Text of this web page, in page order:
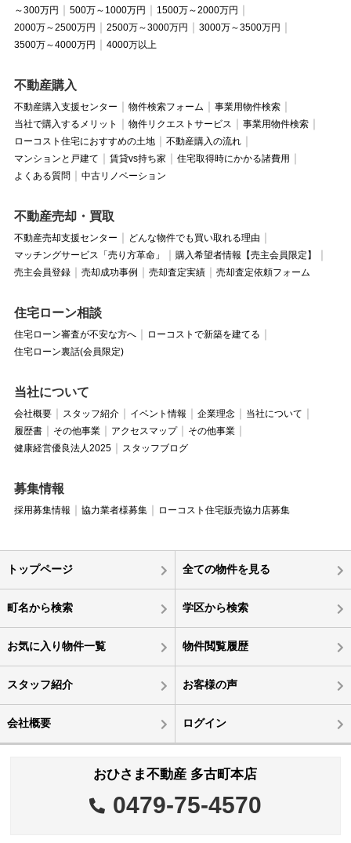
～300万円 500万～1000万円
1500万～2000万円
2000万～2500万円
2500万～3000万円
3000万～3500万円
3500万～4000万円
4000万以上
不動産購入
不動産購入支援センター 物件検索フォーム
事業用物件検索
当社で購入するメリット
物件リクエストサービス
事業用物件検索
ローコスト住宅におすすめの土地
不動産購入の流れ
マンションと戸建て
賃貸vs持ち家
住宅取得時にかかる諸費用
よくある質問
中古リノベーション
不動産売却・買取
不動産売却支援センター
どんな物件でも買い取れる理由
マッチングサービス「売り方革命」
購入希望者情報【売主会員限定】
売主会員登録
売却成功事例 売却査定実績 売却査定依頼フォーム
住宅ローン相談
住宅ローン審査が不安な方へ
ローコストで新築を建てる
住宅ローン裏話(会員限定)
当社について
会社概要 スタッフ紹介 イベント情報 企業理念
当社について
履歴書
その他事業 アクセスマップ
その他事業
健康経営優良法人2025
スタッフブログ
募集情報
採用募集情報 協力業者様募集 ローコスト住宅販売協力店募集
トップページ 全ての物件を見る
町名から検索 学区から検索
お気に入り物件一覧 物件閲覧履歴
スタッフ紹介 お客様の声
会社概要 ログイン
おひさま不動産 多古町本店
0479-75-4570